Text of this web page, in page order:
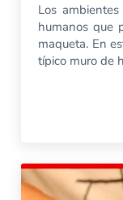
Los
humanos que
maqueta. En
típico muro de